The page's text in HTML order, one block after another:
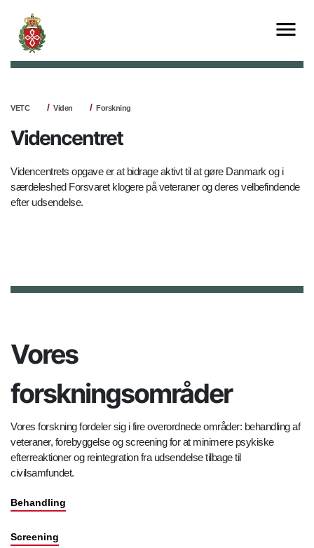
VETC Viden Forskning
Videncentret
Videncentrets opgave er at bidrage aktivt til at gøre Danmark og i
særdeleshed Forsvaret klogere på veteraner og deres velbefindende
efter udsendelse.
Vores
forskningsområder
Vores forskning fordeler sig i fire overordnede områder: behandling af
veteraner, forebyggelse og screening for at minimere psykiske
efterreaktioner og reintegration fra udsendelse tilbage til
civilsamfundet.
Behandling
Screening